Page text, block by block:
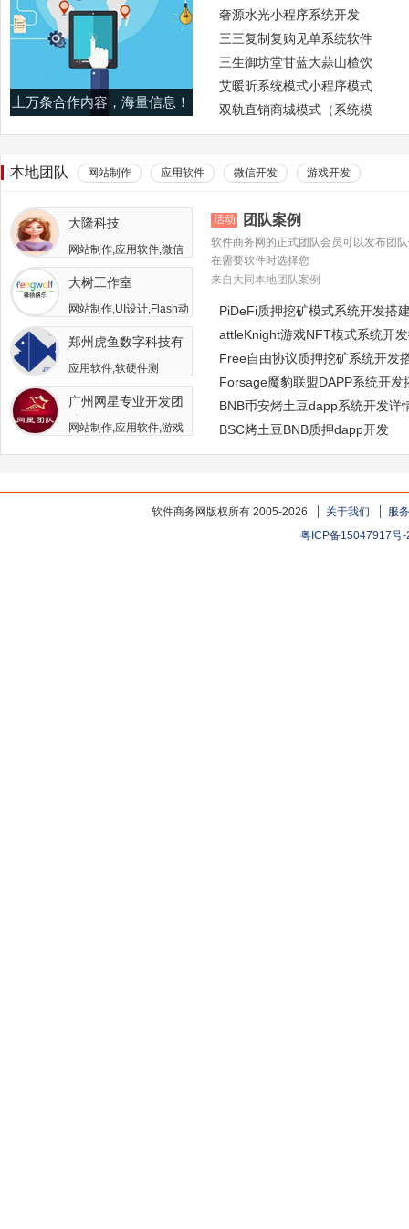
上万条合作内容，海量信息！
奢源水光小程序系统开发
三三复制复购见单系统软件
三生御坊堂甘蓝大蒜山楂饮
艾暖昕系统模式小程序模式
双轨直销商城模式（系统模
本地团队 网站制作 应用软件 微信开发 游戏开发
大隆科技
网站制作,应用软件,微信
开发,游戏开发,APP开发,
软件二次开发
大树工作室
网站制作,UI设计,Flash动
画,游戏开发,APP开发,广
告包装设计
郑州虎鱼数字科技有
限公司
应用软件,软硬件测
试,APP开发,人员外包,其
他开发与服务
广州网星专业开发团
队
网站制作,应用软件,游戏
活动 团队案例
软件商务网的正式团队会员可以发布团
在需要软件时选择您
来自大同本地团队案例
PiDeFi质押挖矿模式系统开发搭
attleKnight游戏NFT模式系统开
Free自由协议质押挖矿系统开发
Forsage魔豹联盟DAPP系统开发
BNB币安烤土豆dapp系统开发详
BSC烤土豆BNB质押dapp开发
软件商务网版权所有 2005-2026 关于我们
服
粤ICP备15047917号-